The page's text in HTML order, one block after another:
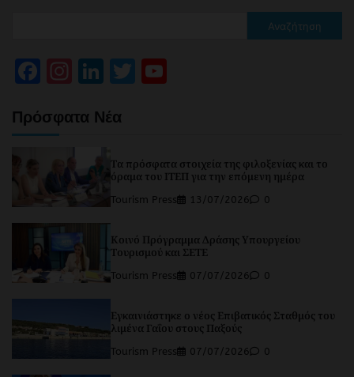
Αναζήτηση
Facebook
Instagram
LinkedIn
Twitter
Πρόσφατα Νέα
Τα πρόσφατα στοιχεία της φιλοξενίας και το
όραμα του ΙΤΕΠ για την επόμενη ημέρα
Tourism Press 13/07/2026 0
Κοινό Πρόγραμμα Δράσης Υπουργείου
Τουρισμού και ΣΕΤΕ
Tourism Press 07/07/2026 0
Εγκαινιάστηκε ο νέος Επιβατικός Σταθμός του
λιμένα Γαΐου στους Παξούς
Tourism Press 07/07/2026 0